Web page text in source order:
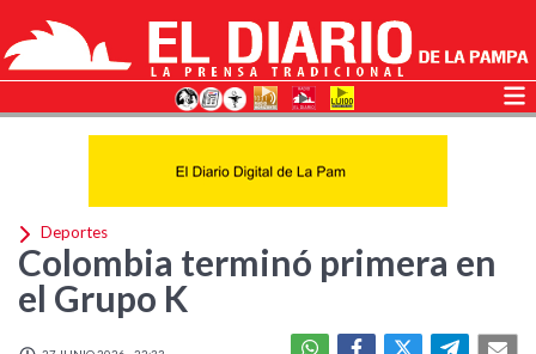
Deportes
Colombia terminó primera en
el Grupo K